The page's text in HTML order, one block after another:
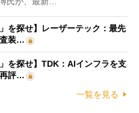
を探せ】レーザーテック：最先
査装…
を探せ】TDK：AIインフラを支
評…
一覧を見る